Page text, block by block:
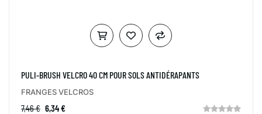
PULI-BRUSH VELCRO 40 CM POUR SOLS ANTIDÉRAPANTS
FRANGES VELCROS
7,46 € 6,34 €